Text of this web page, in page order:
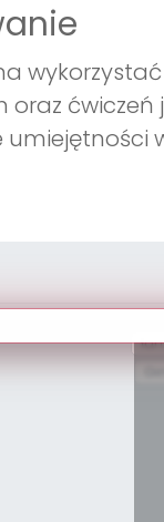
ćwiczeń
umiejętności